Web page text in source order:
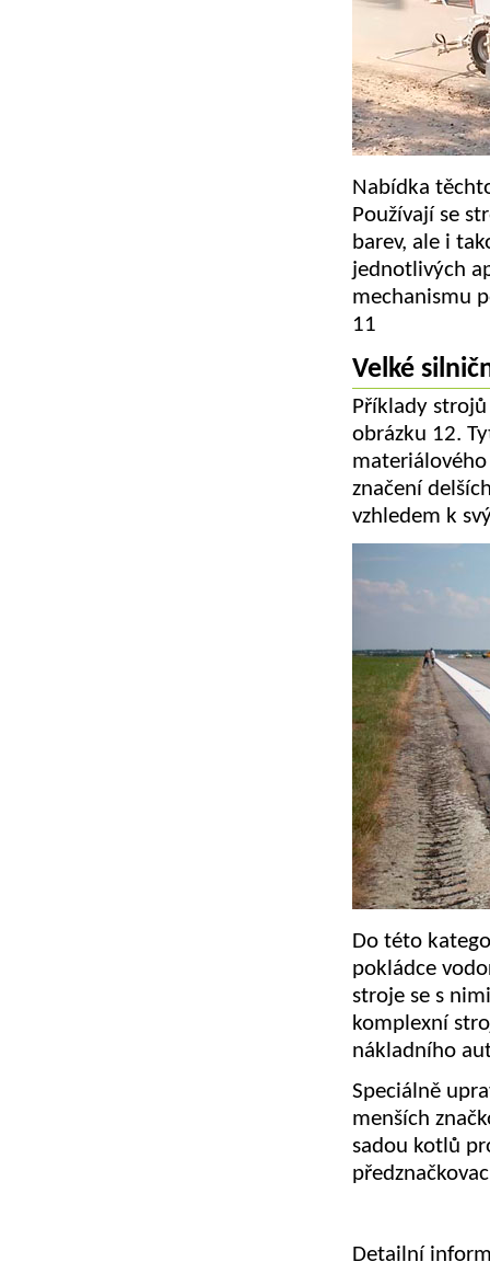
Nabídka
Používají se
barev, ale i
jednotlivých
mechanismu
11
Velké
Příklady
obrázku 12.
značení
vzhledem k
Do této
pokládce
stroje se s
komplexní
nákladního
Speciálně
menších
sadou kotlů
Detailní